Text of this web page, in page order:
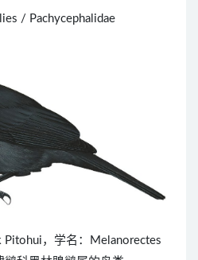
/ Pachycephalidae
Pitohui，学名：Melanorectes